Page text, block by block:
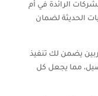
الرائدة في أم
الحديثة لضمان
يضمن لك تنفيذ
مما يجعل كل